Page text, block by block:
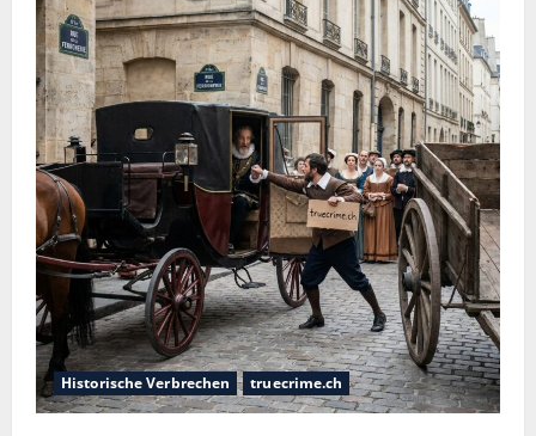
Historische Verbrechen truecrime.ch